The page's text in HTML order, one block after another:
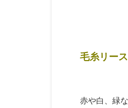
毛糸リース
赤や白、緑